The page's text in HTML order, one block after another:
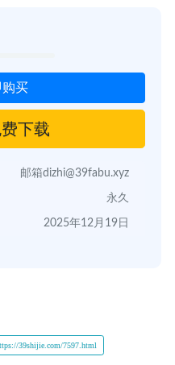
购买
下载
邮箱dizhi@39fabu.xyz
永久
2025年12月19日
39shijie.com/7597.html